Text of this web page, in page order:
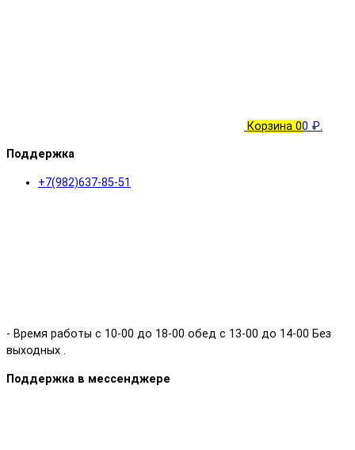
Корзина 00 ₽.
Поддержка
+7(982)637-85-51
- Время работы с 10-00 до 18-00 обед с 13-00 до 14-00 Без
выходных .
Поддержка в мессенджере